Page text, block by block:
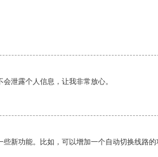
泄露个人信息，让我非常放心。
新功能。比如，可以增加一个自动切换线路